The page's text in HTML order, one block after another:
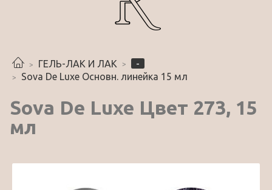
ГЕЛЬ-ЛАК И ЛАК
-
Sova De Luxe Основн. линейка 15 мл
Sova De Luxe Цвет 273, 15
мл